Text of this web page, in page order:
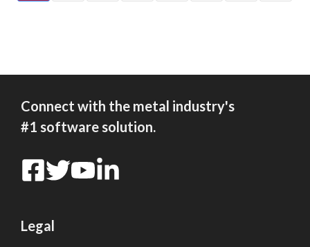
Connect with the metal industry's
#1 software solution.
Legal